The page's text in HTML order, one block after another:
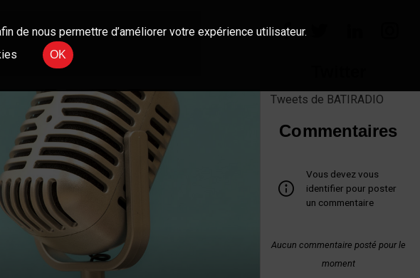
Tweets de BATIRADIO
Commentaires
Vous devez vous
identifier pour poster
un commentaire
Aucun commentaire posté pour le
moment
de nous permettre d’améliorer votre expérience utilisateur.
OK